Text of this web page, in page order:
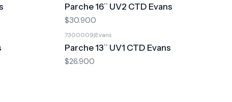
Parche 16¨ UV2 CTD Evans
$30.900
7300009|Evans
Parche 13¨ UV1 CTD Evans
$26.900